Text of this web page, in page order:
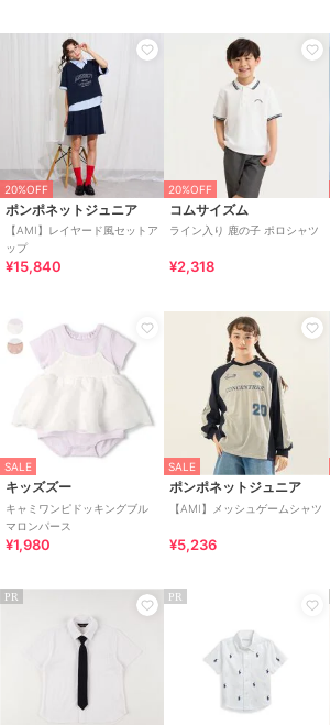
20%OFF
ポンポネットジュニア
【AMI】レイヤード風セットア
ップ
¥15,840
20%OFF
コムサイズム
ライン入り 鹿の子 ポロシャツ
¥2,318
SALE
キッズズー
キャミワンピドッキングブル
マロンパース
¥1,980
SALE
ポンポネットジュニア
【AMI】メッシュゲームシャツ
¥5,236
PR PR